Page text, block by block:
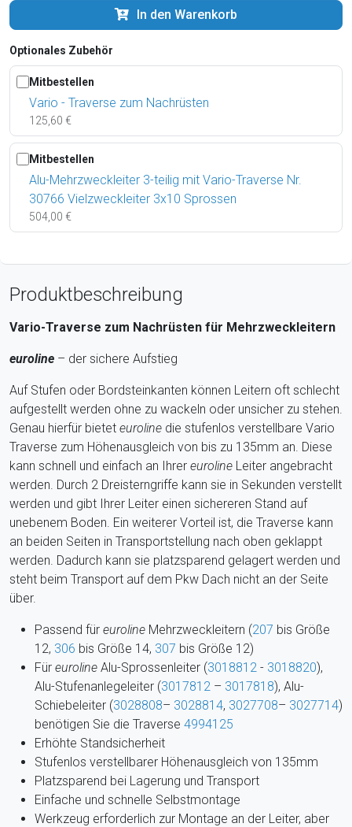
In den Warenkorb
Optionales Zubehör
Mitbestellen
Vario - Traverse zum Nachrüsten
125,60 €
Mitbestellen
Alu-Mehrzweckleiter 3-teilig mit Vario-Traverse Nr.
30766 Vielzweckleiter 3x10 Sprossen
504,00 €
Produktbeschreibung
Vario-Traverse zum Nachrüsten für Mehrzweckleitern
euroline – der sichere Aufstieg
Auf Stufen oder Bordsteinkanten können Leitern oft schlecht
aufgestellt werden ohne zu wackeln oder unsicher zu stehen.
Genau hierfür bietet euroline die stufenlos verstellbare Vario
Traverse zum Höhenausgleich von bis zu 135mm an. Diese
kann schnell und einfach an Ihrer euroline Leiter angebracht
werden. Durch 2 Dreisterngriffe kann sie in Sekunden verstellt
werden und gibt Ihrer Leiter einen sichereren Stand auf
unebenem Boden. Ein weiterer Vorteil ist, die Traverse kann
an beiden Seiten in Transportstellung nach oben geklappt
werden. Dadurch kann sie platzsparend gelagert werden und
steht beim Transport auf dem Pkw Dach nicht an der Seite
über.
Passend für euroline Mehrzweckleitern (207 bis Größe
12, 306 bis Größe 14, 307 bis Größe 12)
Für euroline Alu-Sprossenleiter (3018812 - 3018820),
Alu-Stufenanlegeleiter (3017812 – 3017818), Alu-
Schiebeleiter (3028808– 3028814, 3027708– 3027714)
benötigen Sie die Traverse 4994125
Erhöhte Standsicherheit
Stufenlos verstellbarer Höhenausgleich von 135mm
Platzsparend bei Lagerung und Transport
Einfache und schnelle Selbstmontage
Werkzeug erforderlich zur Montage an der Leiter, aber